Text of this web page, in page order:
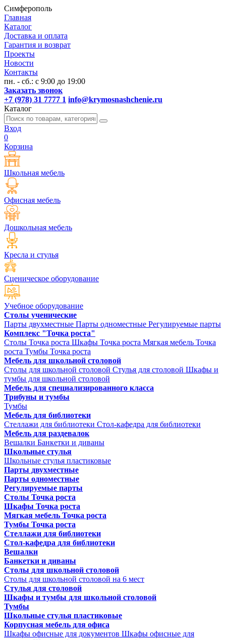
Симферополь
Главная
Каталог
Доставка и оплата
Гарантия и возврат
Проекты
Новости
Контакты
пн. - сб.: с 9:00 до 19:00
Заказать звонок
+7 (978) 31 7777 1 info@krymosnashchenie.ru
Каталог
Вход
0
Корзина
Школьная мебель
Офисная мебель
Дошкольная мебель
Кресла и стулья
Сценическое оборудование
Учебное оборудование
Столы ученические
Парты двухместные Парты одноместные Регулируемые парты
Комплекс "Точка роста"
Столы Точка роста Шкафы Точка роста Мягкая мебель Точка
роста Тумбы Точка роста
Мебель для школьной столовой
Столы для школьной столовой Стулья для столовой Шкафы и
тумбы для школьной столовой
Мебель для специализированного класса
Трибуны и тумбы
Тумбы
Мебель для библиотеки
Стеллажи для библиотеки Стол-кафедра для библиотеки
Мебель для раздевалок
Вешалки Банкетки и диваны
Школьные стулья
Школьные стулья пластиковые
Парты двухместные
Парты одноместные
Регулируемые парты
Столы Точка роста
Шкафы Точка роста
Мягкая мебель Точка роста
Тумбы Точка роста
Стеллажи для библиотеки
Стол-кафедра для библиотеки
Вешалки
Банкетки и диваны
Столы для школьной столовой
Столы для школьной столовой на 6 мест
Стулья для столовой
Шкафы и тумбы для школьной столовой
Тумбы
Школьные стулья пластиковые
Корпусная мебель для офиса
Шкафы офисные для документов Шкафы офисные для